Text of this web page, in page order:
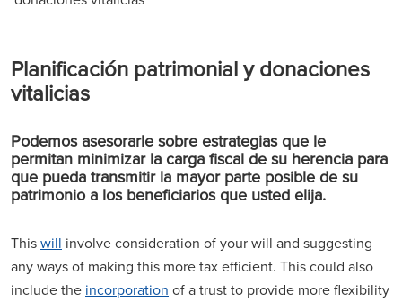
Planificación patrimonial y donaciones
vitalicias
Podemos asesorarle sobre estrategias que le
permitan minimizar la carga fiscal de su herencia para
que pueda transmitir la mayor parte posible de su
patrimonio a los beneficiarios que usted elija.
Thiswill involve consideration of your will and suggesting
any ways of making this more tax efficient. This could also
include the incorporation of a trust to provide more flexibility